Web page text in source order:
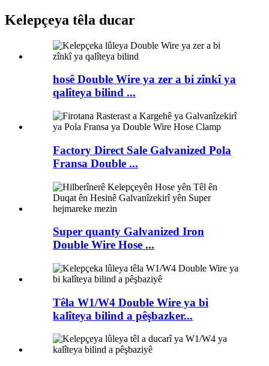
Kelepçeya têla ducar
hosê Double Wire ya zer a bi zînkî ya
qalîteya bilind ...
Factory Direct Sale Galvanized Pola
Fransa Double ...
Super quanty Galvanized Iron
Double Wire Hose ...
Têla W1/W4 Double Wire ya bi
kalîteya bilind a pêşbazker...